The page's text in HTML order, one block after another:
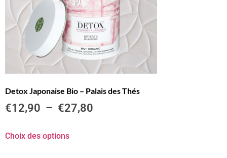
Detox Japonaise Bio – Palais des Thés
€12,90 – €27,80
Choix des options